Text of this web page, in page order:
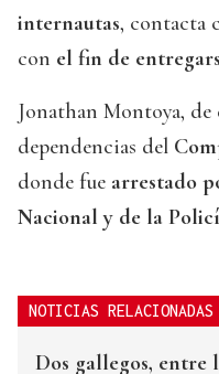
internautas, contacta
con el fin de
Jonathan Montoya, de
dependencias del
donde fue arrestado
Nacional y de la
NOTICIAS RELACIONADAS
Dos gallegos, entre